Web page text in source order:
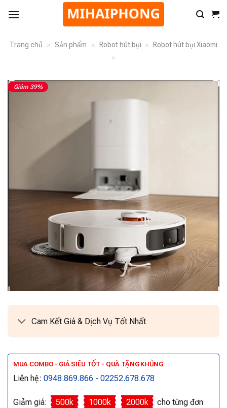
Trang chủ » Sản phẩm » Robot hút bụi »
Robot hút bụi Xiaomi
»
Giảm 39%
Cam Kết Giá & Dịch Vụ Tốt Nhất
MUA COMBO - GIÁ SIÊU TỐT - QUÀ TẶNG KHỦNG
Liên hệ: 0948.869.866 - 02252.678.678
Giảm giá: 500k 1000k 2000k
cho từng đơn